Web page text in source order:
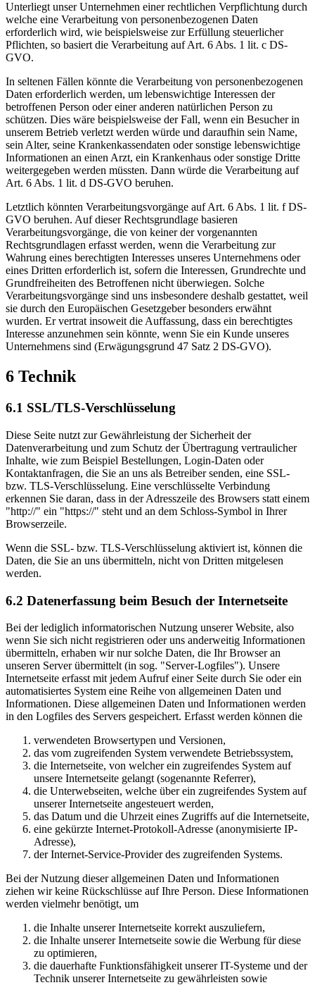
Unterliegt unser Unternehmen einer rechtlichen Verpflichtung durch
welche eine Verarbeitung von personenbezogenen Daten
erforderlich wird, wie beispielsweise zur Erfüllung steuerlicher
Pflichten, so basiert die Verarbeitung auf Art. 6 Abs. 1 lit. c DS-
GVO.
In seltenen Fällen könnte die Verarbeitung von personenbezogenen
Daten erforderlich werden, um lebenswichtige Interessen der
betroffenen Person oder einer anderen natürlichen Person zu
schützen. Dies wäre beispielsweise der Fall, wenn ein Besucher in
unserem Betrieb verletzt werden würde und daraufhin sein Name,
sein Alter, seine Krankenkassendaten oder sonstige lebenswichtige
Informationen an einen Arzt, ein Krankenhaus oder sonstige Dritte
weitergegeben werden müssten. Dann würde die Verarbeitung auf
Art. 6 Abs. 1 lit. d DS-GVO beruhen.
Letztlich könnten Verarbeitungsvorgänge auf Art. 6 Abs. 1 lit. f DS-
GVO beruhen. Auf dieser Rechtsgrundlage basieren
Verarbeitungsvorgänge, die von keiner der vorgenannten
Rechtsgrundlagen erfasst werden, wenn die Verarbeitung zur
Wahrung eines berechtigten Interesses unseres Unternehmens oder
eines Dritten erforderlich ist, sofern die Interessen, Grundrechte und
Grundfreiheiten des Betroffenen nicht überwiegen. Solche
Verarbeitungsvorgänge sind uns insbesondere deshalb gestattet, weil
sie durch den Europäischen Gesetzgeber besonders erwähnt
wurden. Er vertrat insoweit die Auffassung, dass ein berechtigtes
Interesse anzunehmen sein könnte, wenn Sie ein Kunde unseres
Unternehmens sind (Erwägungsgrund 47 Satz 2 DS-GVO).
6 Technik
6.1 SSL/TLS-Verschlüsselung
Diese Seite nutzt zur Gewährleistung der Sicherheit der
Datenverarbeitung und zum Schutz der Übertragung vertraulicher
Inhalte, wie zum Beispiel Bestellungen, Login-Daten oder
Kontaktanfragen, die Sie an uns als Betreiber senden, eine SSL-
bzw. TLS-Verschlüsselung. Eine verschlüsselte Verbindung
erkennen Sie daran, dass in der Adresszeile des Browsers statt einem
"http://" ein "https://" steht und an dem Schloss-Symbol in Ihrer
Browserzeile.
Wenn die SSL- bzw. TLS-Verschlüsselung aktiviert ist, können die
Daten, die Sie an uns übermitteln, nicht von Dritten mitgelesen
werden.
6.2 Datenerfassung beim Besuch der Internetseite
Bei der lediglich informatorischen Nutzung unserer Website, also
wenn Sie sich nicht registrieren oder uns anderweitig Informationen
übermitteln, erhaben wir nur solche Daten, die Ihr Browser an
unseren Server übermittelt (in sog. "Server-Logfiles"). Unsere
Internetseite erfasst mit jedem Aufruf einer Seite durch Sie oder ein
automatisiertes System eine Reihe von allgemeinen Daten und
Informationen. Diese allgemeinen Daten und Informationen werden
in den Logfiles des Servers gespeichert. Erfasst werden können die
verwendeten Browsertypen und Versionen,
das vom zugreifenden System verwendete Betriebssystem,
die Internetseite, von welcher ein zugreifendes System auf
unsere Internetseite gelangt (sogenannte Referrer),
die Unterwebseiten, welche über ein zugreifendes System auf
unserer Internetseite angesteuert werden,
das Datum und die Uhrzeit eines Zugriffs auf die Internetseite,
eine gekürzte Internet-Protokoll-Adresse (anonymisierte IP-
Adresse),
der Internet-Service-Provider des zugreifenden Systems.
Bei der Nutzung dieser allgemeinen Daten und Informationen
ziehen wir keine Rückschlüsse auf Ihre Person. Diese Informationen
werden vielmehr benötigt, um
die Inhalte unserer Internetseite korrekt auszuliefern,
die Inhalte unserer Internetseite sowie die Werbung für diese
zu optimieren,
die dauerhafte Funktionsfähigkeit unserer IT-Systeme und der
Technik unserer Internetseite zu gewährleisten sowie